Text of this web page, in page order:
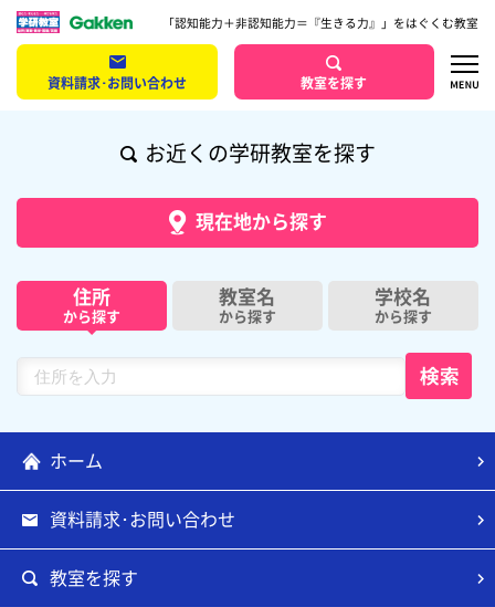
「認知能力＋非認知能力＝『生きる力』」をはぐくむ教室
資料請求･お問い合わせ 教室を探す
お近くの学研教室を探す
現在地から探す
住所
から探す
教室名
から探す
学校名
から探す
ホーム
資料請求･お問い合わせ
教室を探す